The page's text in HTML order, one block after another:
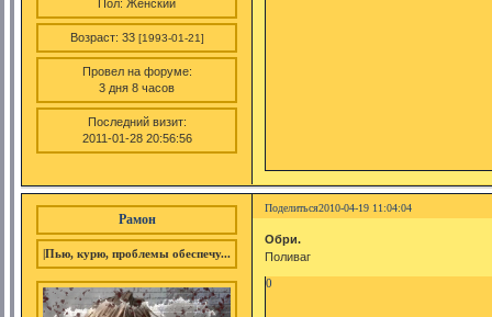
Пол: Женский
Возраст: 33 [1993-01-21]
Провел на форуме:
3 дня 8 часов
Последний визит:
2011-01-28 20:56:56
Поделиться2010-04-19 11:04:04
Рамон
|Пью, курю, проблемы обеспечу...
Обри.
Поливаг
0